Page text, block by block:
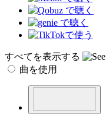
すべてを表示する
曲を使用